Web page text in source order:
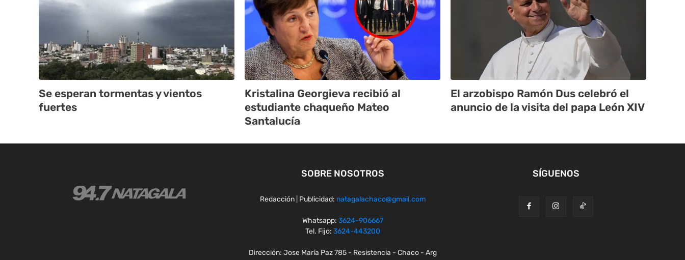
Se esperan tormentas y vientos
fuertes
Kristalina Georgieva recibió al
estudiante chaqueño Mateo
Santalucía
El arzobispo Ramón Dus celebró el
anuncio de la visita del papa León XIV
SOBRE NOSOTROS
Redacción | Publicidad: natagalachaco@gmail.com
Whatsapp: 3624-906667
Tel. Fijo: 3624-443200
Dirección: Jose María Paz 785 - Resistencia - Chaco - Arg
SÍGUENOS